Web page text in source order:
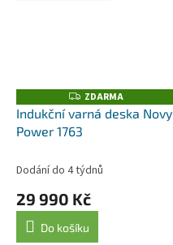
Z
D
A
R
ZDARMA
Indukční varná deska Novy
Power 1763
Dodání do 4 týdnů
29 990 Kč
Do košíku